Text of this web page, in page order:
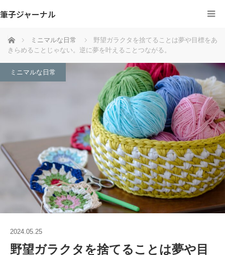
筆子ジャーナル
ホーム ミニマルな日常
野望ガラクタを捨てることは夢や目標をあ
きらめることじゃない。逆に夢を叶えることつながる。
ミニマルな日常
2024.05.25
野望ガラクタを捨てることは夢や目